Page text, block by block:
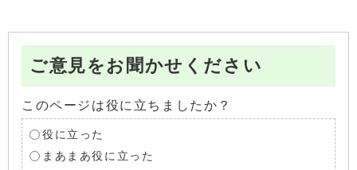
ご意見をお聞かせください
このページは役に立ちましたか？
役に立った
まあまあ役に立った